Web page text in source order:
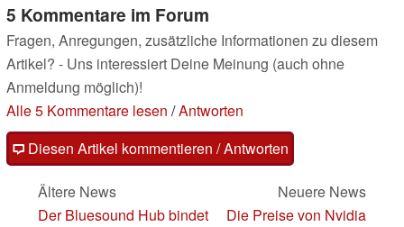
5 Kommentare im Forum
Fragen, Anregungen, zusätzliche Informationen zu diesem
Artikel? - Uns interessiert Deine Meinung (auch ohne
Anmeldung möglich)!
Alle 5 Kommentare lesen /Antworten
Diesen Artikel kommentieren / Antworten
Ältere News
Der Bluesound Hub bindet
Neuere News
Die Preise von Nvidia